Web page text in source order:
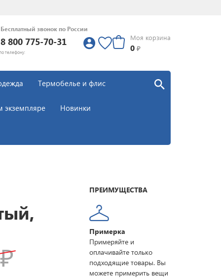
Бесплатный звонок по России
8 800 775-70-31
телефону:
Моя корзина
0 ₽
Термобелье и флис
экземпляре Новинки
₽
ПРЕИМУЩЕСТВА
Примерка
Примеряйте и
оплачивайте только
подходящие товары. Вы
можете примерить вещи